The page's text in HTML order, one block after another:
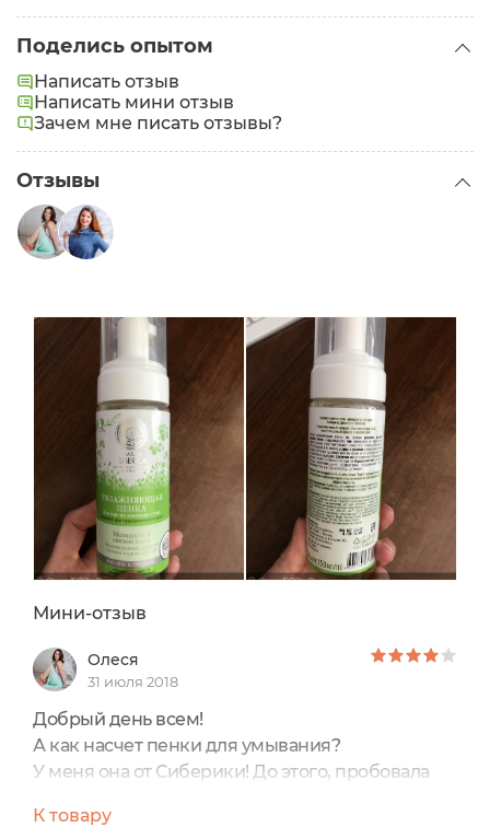
Задачи:
Увлажнение
Поделись опытом
Написать отзыв
Написать мини отзыв
Зачем мне писать отзывы?
Отзывы
Мини-отзыв
Олеся
31 июля 2018
Добрый день всем!
А как насчет пенки для умывания?
У меня она от Сиберики! До этого, пробовала
К товару